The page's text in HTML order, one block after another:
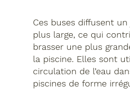
Ces buses diffusent un
plus large, ce qui
brasser une plus
la piscine. Elles sont
circulation de l’eau
piscines de forme